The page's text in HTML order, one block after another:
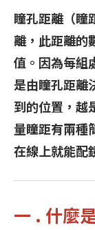
瞳孔距離（瞳
離，此距離的
值。因為每
是由瞳孔距離
到的位置，越
量瞳距有兩種
在線上就能配
一 . 什麼